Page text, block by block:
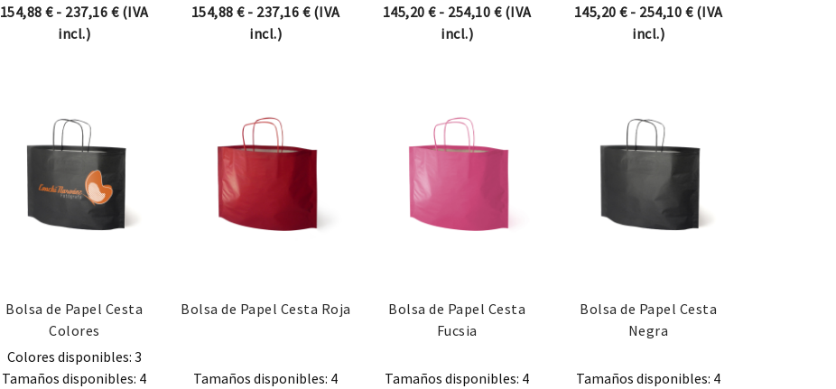
154,88€ - 237,16 €Rango de precios: desde 154,88 € hasta 237,16 €
(IVA
incl.)
154,88€ - 237,16 €Rango de precios: desde 154,88 € hasta 237,16 €
(IVA
incl.)
145,20€ - 254,10 €Rango de precios: desde 145,20 € hasta 254,10 €
(IVA
incl.)
145,20€ - 254,10 €Rango de precios:
(IVA
incl.)
Bolsa de Papel Cesta
Colores
Colores disponibles: 3
Tamaños disponibles: 4
Bolsa de Papel Cesta Roja
Tamaños disponibles: 4
Bolsa de Papel Cesta
Fucsia
Tamaños disponibles: 4
Bolsa de Papel Cesta
Negra
Tamaños disponibles: 4